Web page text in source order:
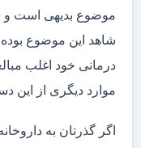
موضوع بدیهی است و
شاهد این موضوع
درمانی خود اغلب
موارد دیگری از این
اگر گذرتان به